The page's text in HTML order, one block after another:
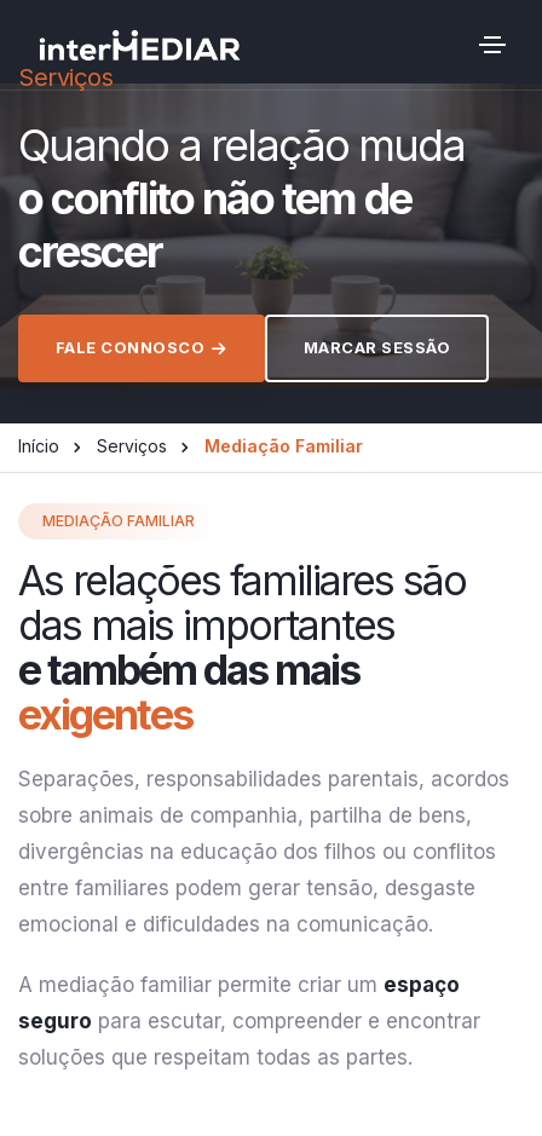
Serviços
Quando a relação muda
o conflito não tem de
crescer
FALE CONNOSCO MARCAR SESSÃO
Início Serviços Mediação Familiar
MEDIAÇÃO FAMILIAR
As relações familiares são
das mais importantes
e também das mais
exigentes
Separações, responsabilidades parentais, acordos
sobre animais de companhia, partilha de bens,
divergências na educação dos filhos ou conflitos
entre familiares podem gerar tensão, desgaste
emocional e dificuldades na comunicação.
A mediação familiar permite criar um espaço
seguro para escutar, compreender e encontrar
soluções que respeitam todas as partes.